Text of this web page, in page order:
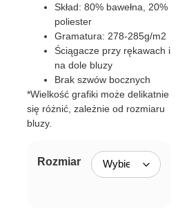
Skład: 80% bawełna, 20%
poliester
Gramatura: 278-285g/m2
Ściągacze przy rękawach i
na dole bluzy
Brak szwów bocznych
*Wielkość grafiki może delikatnie
się różnić, zależnie od rozmiaru
bluzy.
Rozmiar